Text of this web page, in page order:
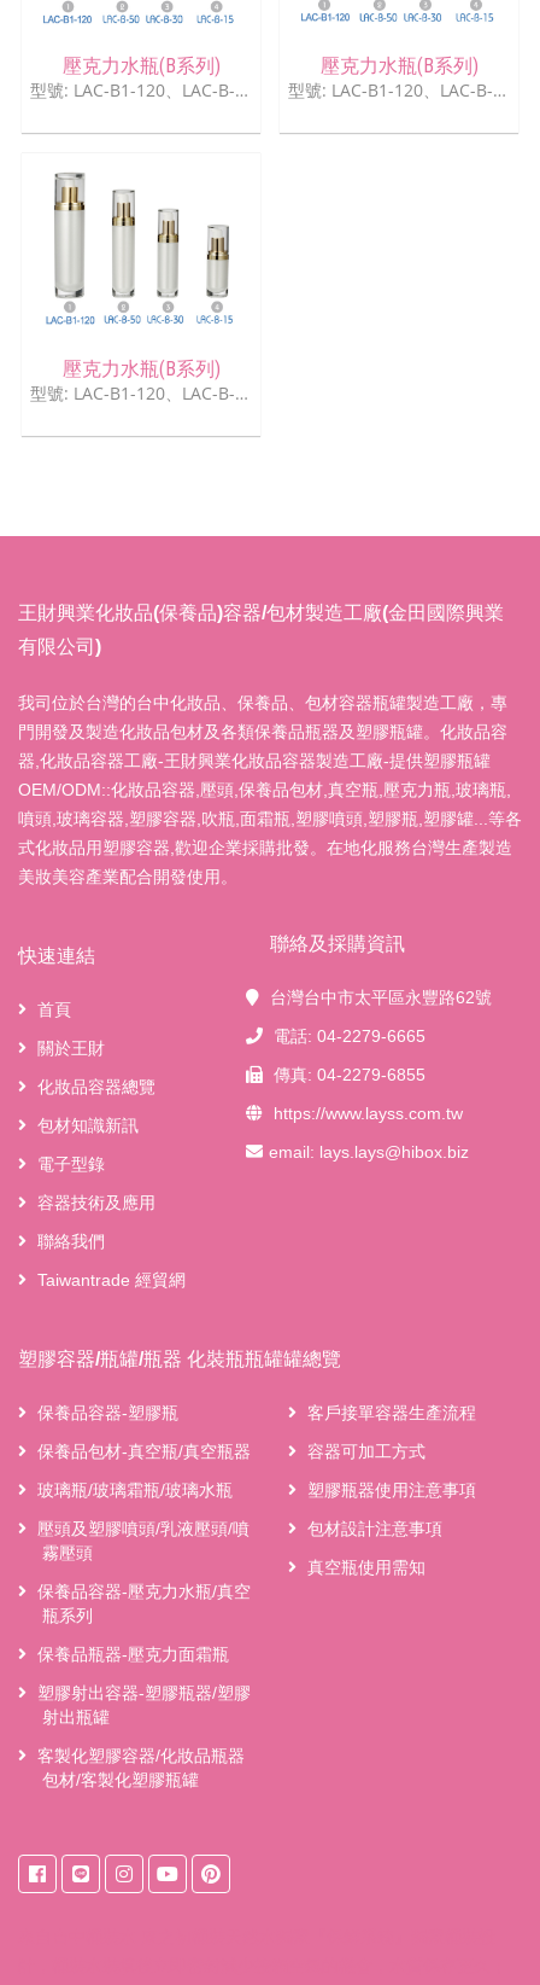
壓克力水瓶(B系列)
型號: LAC-B1-120、LAC-B-50、LAC-B-30、LAC-B-15
壓克力水瓶(B系列)
型號: LAC-B1-120、LAC-B-50、LAC-B-30、LAC-B-15
壓克力水瓶(B系列)
型號: LAC-B1-120、LAC-B-50、LAC-B-30、LAC-B-15
王財興業化妝品(保養品)容器/包材製造工廠(金田國際興業
有限公司)
我司位於台灣的台中化妝品、保養品、包材容器瓶罐製造工廠，專
門開發及製造化妝品包材及各類保養品瓶器及塑膠瓶罐。化妝品容
器,化妝品容器工廠-王財興業化妝品容器製造工廠-提供塑膠瓶罐
OEM/ODM::化妝品容器,壓頭,保養品包材,真空瓶,壓克力瓶,玻璃瓶,
噴頭,玻璃容器,塑膠容器,吹瓶,面霜瓶,塑膠噴頭,塑膠瓶,塑膠罐...等各
式化妝品用塑膠容器,歡迎企業採購批發。在地化服務台灣生產製造
美妝美容產業配合開發使用。
快速連結
首頁
關於王財
化妝品容器總覽
包材知識新訊
電子型錄
容器技術及應用
聯絡我們
Taiwantrade 經貿網
塑膠容器/瓶罐/瓶器 化裝瓶瓶罐罐總覽
保養品容器-塑膠瓶
保養品包材-真空瓶/真空瓶器
玻璃瓶/玻璃霜瓶/玻璃水瓶
壓頭及塑膠噴頭/乳液壓頭/噴
霧壓頭
保養品容器-壓克力水瓶/真空
瓶系列
保養品瓶器-壓克力面霜瓶
塑膠射出容器-塑膠瓶器/塑膠
射出瓶罐
客製化塑膠容器/化妝品瓶器
包材/客製化塑膠瓶罐
客戶接單容器生產流程
容器可加工方式
塑膠瓶器使用注意事項
包材設計注意事項
真空瓶使用需知
聯絡及採購資訊
台灣台中市太平區永豐路62號
電話: 04-2279-6665
傳真: 04-2279-6855
https://www.layss.com.tw
email: lays.lays@hibox.biz